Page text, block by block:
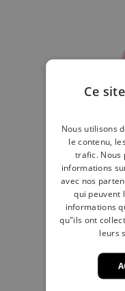
Ce
Nous utilisons
le contenu,
trafic. Nous
informations
avec nos
qui peuvent
informations
qu"ils ont
leurs